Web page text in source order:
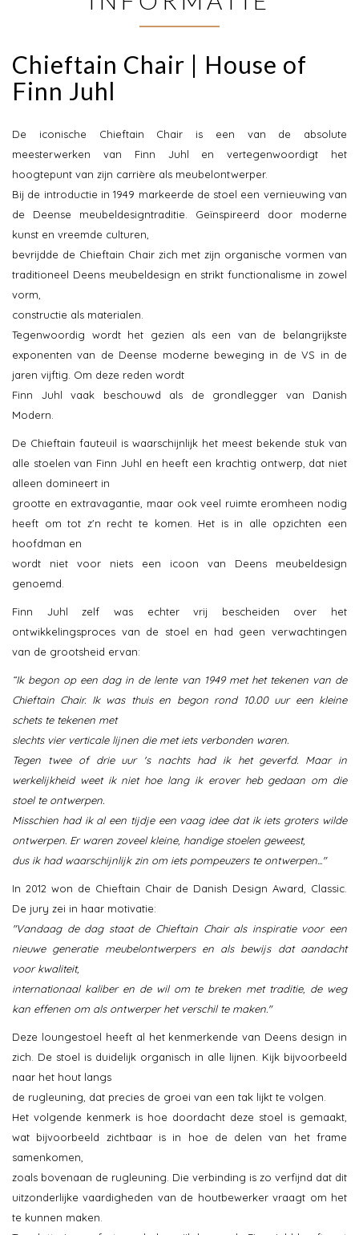
Chieftain Chair | House of
Finn Juhl
De iconische Chieftain Chair is een van de absolute
meesterwerken van Finn Juhl en vertegenwoordigt het
hoogtepunt van zijn carrière als meubelontwerper.
Bij de introductie in 1949 markeerde de stoel een vernieuwing van
de Deense meubeldesigntraditie. Geïnspireerd door moderne
kunst en vreemde culturen,
bevrijdde de Chieftain Chair zich met zijn organische vormen van
traditioneel Deens meubeldesign en strikt functionalisme in zowel
vorm,
constructie als materialen.
Tegenwoordig wordt het gezien als een van de belangrijkste
exponenten van de Deense moderne beweging in de VS in de
jaren vijftig. Om deze reden wordt
Finn Juhl vaak beschouwd als de grondlegger van Danish
Modern.
De Chieftain fauteuil is waarschijnlijk het meest bekende stuk van
alle stoelen van Finn Juhl en heeft een krachtig ontwerp, dat niet
alleen domineert in
grootte en extravagantie, maar ook veel ruimte eromheen nodig
heeft om tot z'n recht te komen. Het is in alle opzichten een
hoofdman en
wordt niet voor niets een icoon van Deens meubeldesign
genoemd.
Finn Juhl zelf was echter vrij bescheiden over het
ontwikkelingsproces van de stoel en had geen verwachtingen
van de grootsheid ervan:
“Ik begon op een dag in de lente van 1949 met het tekenen van de
Chieftain Chair. Ik was thuis en begon rond 10.00 uur een kleine
schets te tekenen met
slechts vier verticale lijnen die met iets verbonden waren.
Tegen twee of drie uur 's nachts had ik het geverfd. Maar in
werkelijkheid weet ik niet hoe lang ik erover heb gedaan om die
stoel te ontwerpen.
Misschien had ik al een tijdje een vaag idee dat ik iets groters wilde
ontwerpen. Er waren zoveel kleine, handige stoelen geweest,
dus ik had waarschijnlijk zin om iets pompeuzers te ontwerpen..."
In 2012 won de Chieftain Chair de Danish Design Award, Classic.
De jury zei in haar motivatie:
"Vandaag de dag staat de Chieftain Chair als inspiratie voor een
nieuwe generatie meubelontwerpers en als bewijs dat aandacht
voor kwaliteit,
internationaal kaliber en de wil om te breken met traditie, de weg
kan effenen om als ontwerper het ​​verschil te maken."
Deze loungestoel heeft al het kenmerkende van Deens design in
zich. De stoel is duidelijk organisch in alle lijnen. Kijk bijvoorbeeld
naar het hout langs
de rugleuning, dat precies de groei van een tak lijkt te volgen.
Het volgende kenmerk is hoe doordacht deze stoel is gemaakt,
wat bijvoorbeeld zichtbaar is in hoe de delen van het frame
samenkomen,
zoals bovenaan de rugleuning. Die verbinding is zo verfijnd dat dit
uitzonderlijke vaardigheden van de houtbewerker vraagt om het
te kunnen maken.